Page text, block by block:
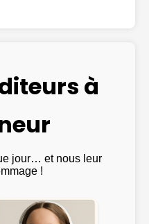
à
jour… et nous leur
!